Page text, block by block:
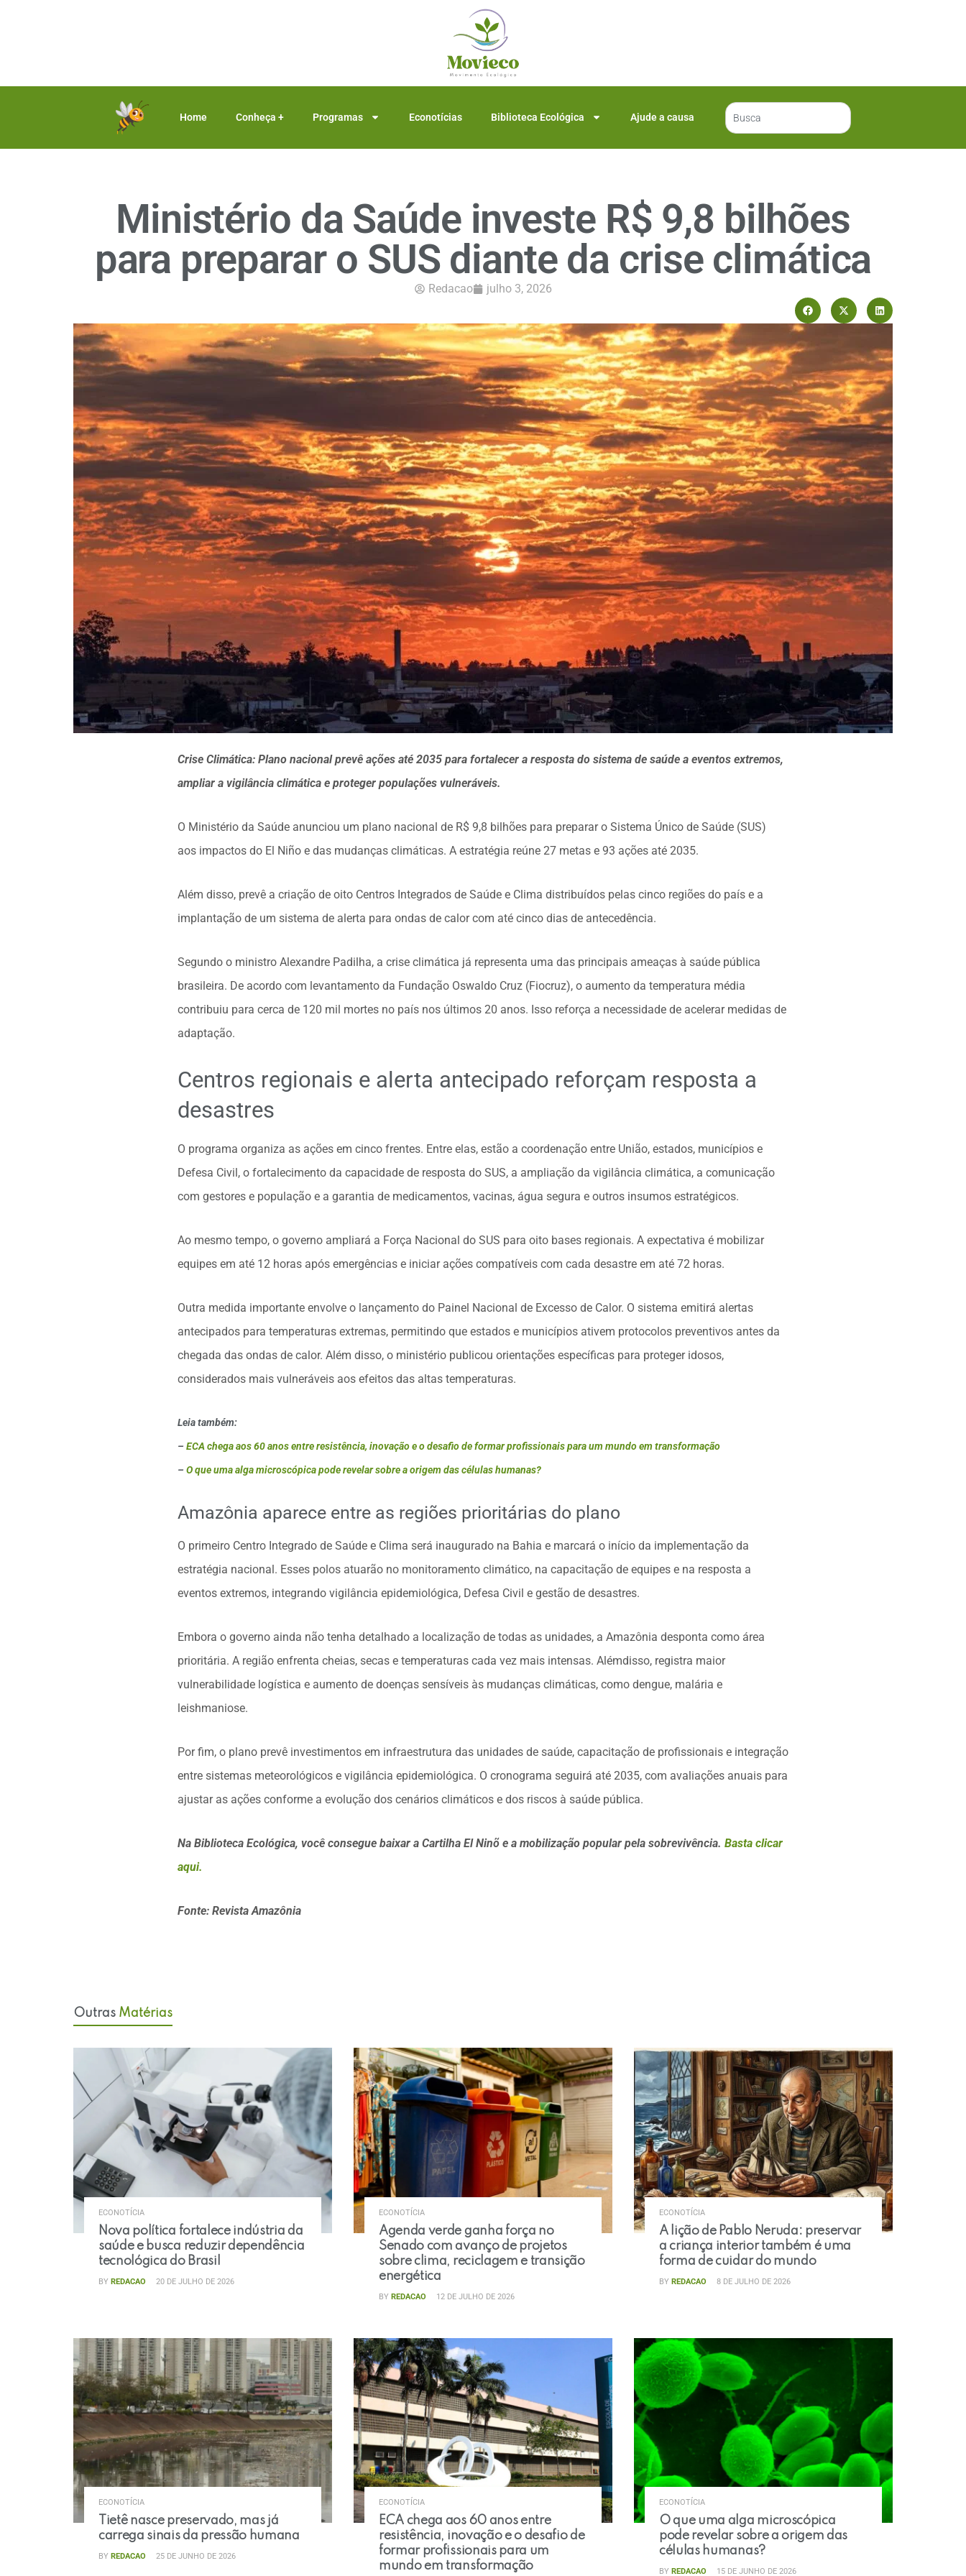
Home Conheça + Programas Econotícias Biblioteca Ecológica Ajude a causa
Ministério da Saúde investe R$ 9,8 bilhões
para preparar o SUS diante da crise climática
Redacao julho 3, 2026
Crise Climática: Plano nacional prevê ações até 2035 para fortalecer a resposta do sistema de saúde a eventos extremos,
ampliar a vigilância climática e proteger populações vulneráveis.
O Ministério da Saúde anunciou um plano nacional de R$ 9,8 bilhões para preparar o Sistema Único de Saúde (SUS)
aos impactos do El Niño e das mudanças climáticas. A estratégia reúne 27 metas e 93 ações até 2035.
Além disso, prevê a criação de oito Centros Integrados de Saúde e Clima distribuídos pelas cinco regiões do país e a
implantação de um sistema de alerta para ondas de calor com até cinco dias de antecedência.
Segundo o ministro Alexandre Padilha, a crise climática já representa uma das principais ameaças à saúde pública
brasileira. De acordo com levantamento da Fundação Oswaldo Cruz (Fiocruz), o aumento da temperatura média
contribuiu para cerca de 120 mil mortes no país nos últimos 20 anos. Isso reforça a necessidade de acelerar medidas de
adaptação.
Centros regionais e alerta antecipado reforçam resposta a
desastres
O programa organiza as ações em cinco frentes. Entre elas, estão a coordenação entre União, estados, municípios e
Defesa Civil, o fortalecimento da capacidade de resposta do SUS, a ampliação da vigilância climática, a comunicação
com gestores e população e a garantia de medicamentos, vacinas, água segura e outros insumos estratégicos.
Ao mesmo tempo, o governo ampliará a Força Nacional do SUS para oito bases regionais. A expectativa é mobilizar
equipes em até 12 horas após emergências e iniciar ações compatíveis com cada desastre em até 72 horas.
Outra medida importante envolve o lançamento do Painel Nacional de Excesso de Calor. O sistema emitirá alertas
antecipados para temperaturas extremas, permitindo que estados e municípios ativem protocolos preventivos antes da
chegada das ondas de calor. Além disso, o ministério publicou orientações específicas para proteger idosos,
considerados mais vulneráveis aos efeitos das altas temperaturas.
Leia também:
– ECA chega aos 60 anos entre resistência, inovação e o desafio de formar profissionais para um mundo em transformação
– O que uma alga microscópica pode revelar sobre a origem das células humanas?
Amazônia aparece entre as regiões prioritárias do plano
O primeiro Centro Integrado de Saúde e Clima será inaugurado na Bahia e marcará o início da implementação da
estratégia nacional. Esses polos atuarão no monitoramento climático, na capacitação de equipes e na resposta a
eventos extremos, integrando vigilância epidemiológica, Defesa Civil e gestão de desastres.
Embora o governo ainda não tenha detalhado a localização de todas as unidades, a Amazônia desponta como área
prioritária. A região enfrenta cheias, secas e temperaturas cada vez mais intensas. Alémdisso, registra maior
vulnerabilidade logística e aumento de doenças sensíveis às mudanças climáticas, como dengue, malária e
leishmaniose.
Por fim, o plano prevê investimentos em infraestrutura das unidades de saúde, capacitação de profissionais e integração
entre sistemas meteorológicos e vigilância epidemiológica. O cronograma seguirá até 2035, com avaliações anuais para
ajustar as ações conforme a evolução dos cenários climáticos e dos riscos à saúde pública.
Na Biblioteca Ecológica, você consegue baixar a Cartilha El Ninõ e a mobilização popular pela sobrevivência. Basta clicar
aqui.
Fonte: Revista Amazônia
Outras Matérias
ECONOTÍCIA
Nova política fortalece indústria da
saúde e busca reduzir dependência
tecnológica do Brasil
BY REDACAO 20 DE JULHO DE 2026
ECONOTÍCIA
Agenda verde ganha força no
Senado com avanço de projetos
sobre clima, reciclagem e transição
energética
BY REDACAO 12 DE JULHO DE 2026
ECONOTÍCIA
A lição de Pablo Neruda: preservar
a criança interior também é uma
forma de cuidar do mundo
BY REDACAO 8 DE JULHO DE 2026
ECONOTÍCIA
Tietê nasce preservado, mas já
carrega sinais da pressão humana
BY REDACAO 25 DE JUNHO DE 2026
ECONOTÍCIA
ECA chega aos 60 anos entre
resistência, inovação e o desafio de
formar profissionais para um
mundo em transformação
ECONOTÍCIA
O que uma alga microscópica
pode revelar sobre a origem das
células humanas?
BY REDACAO 15 DE JUNHO DE 2026